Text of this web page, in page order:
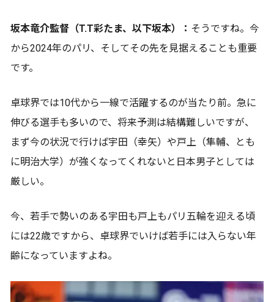
坂本竜介監督（T.T彩たま、以下坂本）： そうですね。今
から2024年のパリ、そしてその先を見据えることも重要
です。
卓球界では10代から一線で活躍するのが当たり前。急に
伸びる選手も多いので、将来予測は結構難しいですが、
まず今の状況で行けば宇田（幸矢）や戸上（隼輔、とも
に明治大学）が強くなってくれないと日本男子としては
厳しい。
今、若手で勢いのある宇田も戸上もパリ五輪を迎える頃
には22歳ですから、卓球界でいけば若手には入らない年
齢になっていますよね。